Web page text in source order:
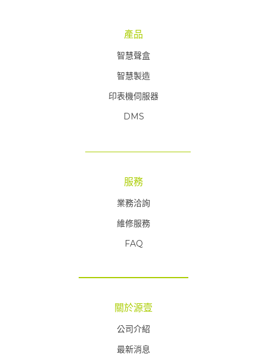
產品
智慧聲盒
智慧製造
印表機伺服器
DMS
服務
業務洽詢
維修服務
FAQ
關於源壹
公司介紹
最新消息